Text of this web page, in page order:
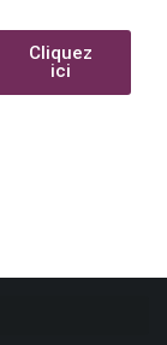
Cliquez
ici